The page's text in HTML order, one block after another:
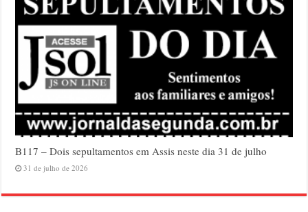
B117 – Dois sepultamentos em Assis neste dia 31 de julho
31 de julho de 2026